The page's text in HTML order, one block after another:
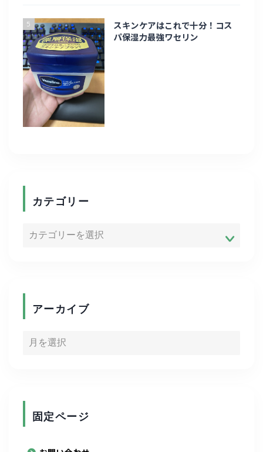
5
スキンケアはこれで十分！コス
パ保湿力最強ワセリン
カテゴリー
アーカイブ
固定ページ
九州
趣味・ライフスタイル